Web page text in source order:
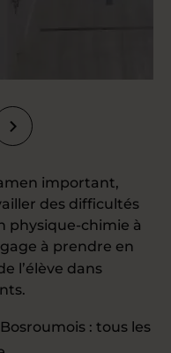
important,
des difficultés
physique-chimie à
à prendre en
l’élève dans
: tous les